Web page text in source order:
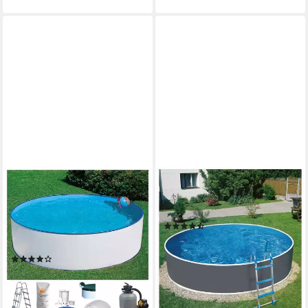
KONIFERA
Rundpool USEDOM 3
(Komplett-Set, 7-tlg), Höhe 90
cm, in versch. Größen
erhältlich
ab 499,00 €
17,90 €mtl. in 36 Raten
lieferbar in 2 Wochen
MY POOL BWT
Rundpool HYPE 3 (Set, 5-tlg),
in verschiedenen Größen
(3)
555,00 € UVP 699,00 €
16,11 €mtl. in 48 Raten
-21%
lieferbar in 2 Wochen